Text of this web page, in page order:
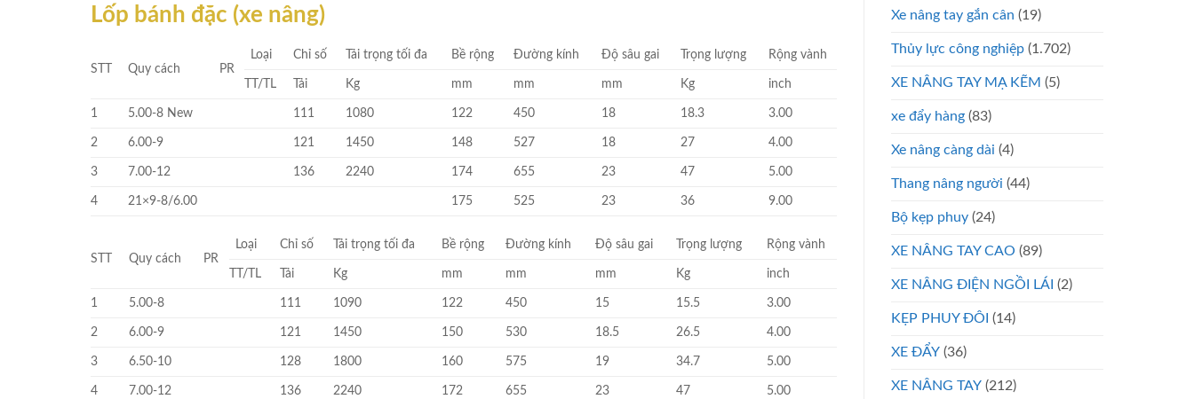
Lốp bánh đặc (xe nâng)
STT Quy cách PR
Loại Chỉ số Tải trọng tối đa Bề rộng Đường kính Độ sâu gai Trọng lượng Rộng vành
TT/TL Tải Kg mm mm mm Kg inch
1 5.00-8 New 111 1080 122 450 18 18.3 3.00
2 6.00-9 121 1450 148 527 18 27 4.00
3 7.00-12 136 2240 174 655 23 47 5.00
4 21×9-8/6.00 175 525 23 36 9.00
STT Quy cách PR
Loại Chỉ số Tải trọng tối đa Bề rộng Đường kính Độ sâu gai Trọng lượng Rộng vành
TT/TL Tải Kg mm mm mm Kg inch
1 5.00-8 111 1090 122 450 15 15.5 3.00
2 6.00-9 121 1450 150 530 18.5 26.5 4.00
3 6.50-10 128 1800 160 575 19 34.7 5.00
4 7.00-12 136 2240 172 655 23 47 5.00
Xe nâng tay gắn cân (19)
Thủy lực công nghiệp (1.702)
XE NÂNG TAY MẠ KẼM (5)
xe đẩy hàng (83)
Xe nâng càng dài (4)
Thang nâng người (44)
Bộ kẹp phuy (24)
XE NÂNG TAY CAO (89)
XE NÂNG ĐIỆN NGỒI LÁI (2)
KẸP PHUY ĐÔI (14)
XE ĐẨY (36)
XE NÂNG TAY (212)